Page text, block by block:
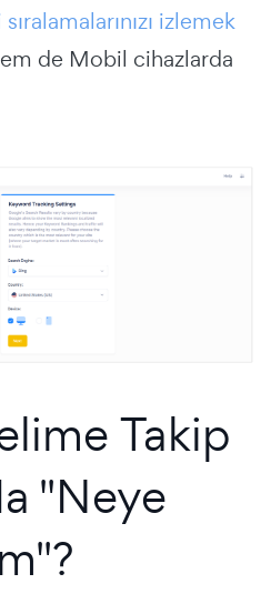
izlemek
de Mobil cihazlarda
Takip
"Neye